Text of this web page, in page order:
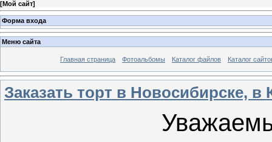
[Мой сайт]
Форма входа
Меню сайта
Главная страница Фотоальбомы Каталог файлов Каталог
Заказать торт в Новосибирске, в